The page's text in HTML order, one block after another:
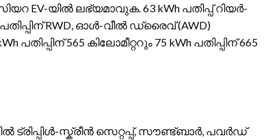
EV-യിൽ ലഭ്യമാവുക. 63 kWh പതിപ്പ് റിയർ-
RWD, ഓൾ-വീൽ ഡ്രൈവ് (AWD)
565 കിലോമീറ്ററും 75 kWh പതിപ്പിന് 665
സ്ക്രീൻ സെറ്റപ്പ്, സൗണ്ട്ബാർ, പവർഡ്